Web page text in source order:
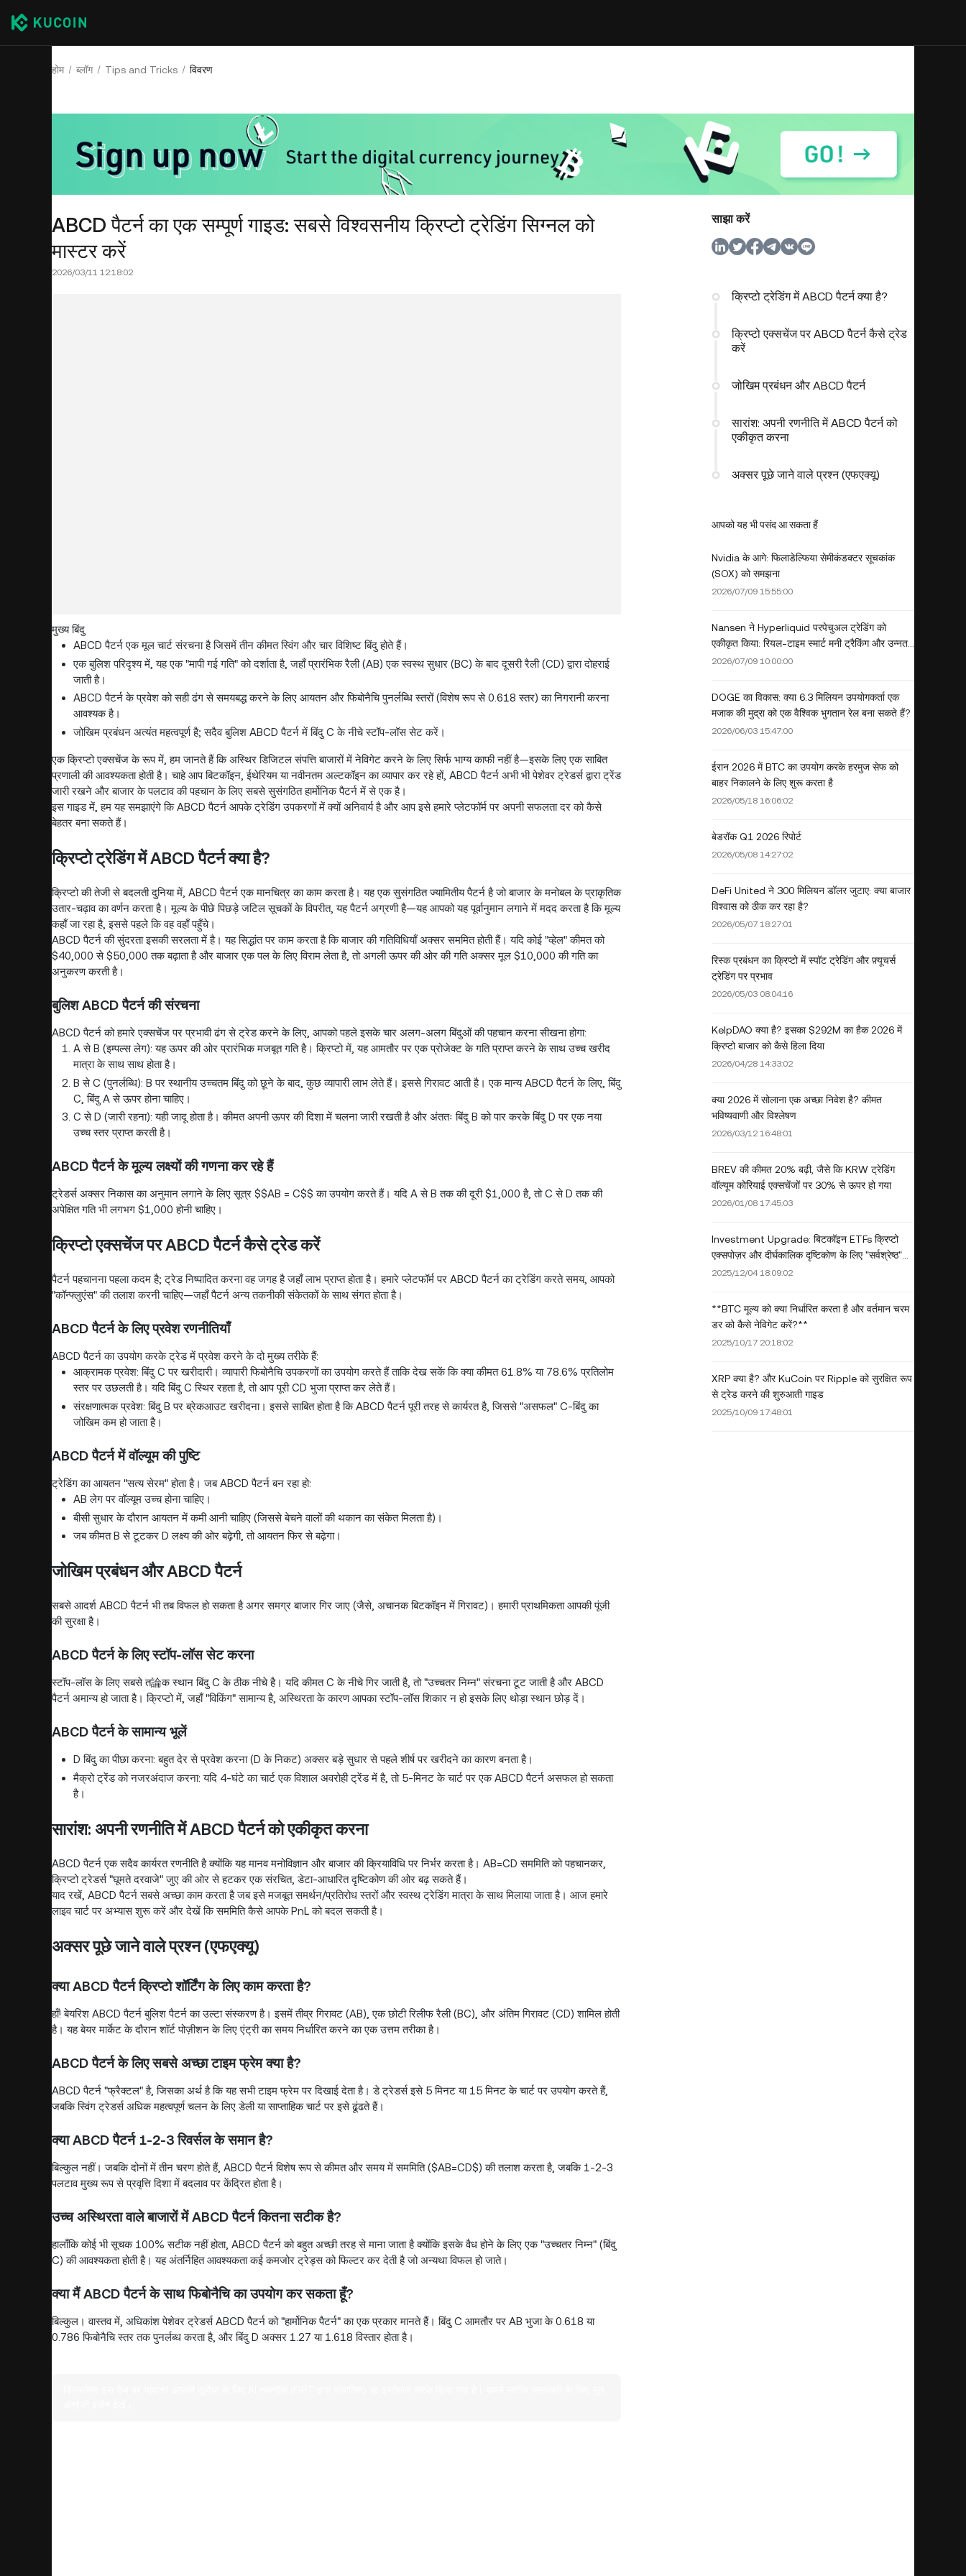
होम ब्लॉग Tips and Tricks विवरण
ABCD पैटर्न का एक सम्पूर्ण गाइड: सबसे विश्वसनीय क्रिप्टो ट्रेडिंग सिग्नल को
मास्टर करें
2026/03/11 12:18:02
मुख्य बिंदु
ABCD पैटर्न एक मूल चार्ट संरचना है जिसमें तीन कीमत स्विंग और चार विशिष्ट बिंदु होते हैं।
एक बुलिश परिदृश्य में, यह एक "मापी गई गति" को दर्शाता है, जहाँ प्रारंभिक रैली (AB) एक स्वस्थ सुधार (BC) के बाद दूसरी रैली (CD) द्वारा दोहराई
जाती है।
ABCD पैटर्न के प्रवेश को सही ढंग से समयबद्ध करने के लिए आयतन और फिबोनैचि पुनर्लब्धि स्तरों (विशेष रूप से 0.618 स्तर) का निगरानी करना
आवश्यक है।
जोखिम प्रबंधन अत्यंत महत्वपूर्ण है; सदैव बुलिश ABCD पैटर्न में बिंदु C के नीचे स्टॉप-लॉस सेट करें।
एक क्रिप्टो एक्सचेंज के रूप में, हम जानते हैं कि अस्थिर डिजिटल संपत्ति बाजारों में नेविगेट करने के लिए सिर्फ भाग्य काफी नहीं है—इसके लिए एक साबित
प्रणाली की आवश्यकता होती है। चाहे आप बिटकॉइन, ईथेरियम या नवीनतम अल्टकॉइन का व्यापार कर रहे हों, ABCD पैटर्न अभी भी पेशेवर ट्रेडर्स द्वारा ट्रेंड
जारी रखने और बाजार के पलटाव की पहचान के लिए सबसे सुसंगठित हार्मोनिक पैटर्न में से एक है।
इस गाइड में, हम यह समझाएंगे कि ABCD पैटर्न आपके ट्रेडिंग उपकरणों में क्यों अनिवार्य है और आप इसे हमारे प्लेटफॉर्म पर अपनी सफलता दर को कैसे
बेहतर बना सकते हैं।
क्रिप्टो ट्रेडिंग में ABCD पैटर्न क्या है?
क्रिप्टो की तेजी से बदलती दुनिया में, ABCD पैटर्न एक मानचित्र का काम करता है। यह एक सुसंगठित ज्यामितीय पैटर्न है जो बाजार के मनोबल के प्राकृतिक
उतार-चढ़ाव का वर्णन करता है। मूल्य के पीछे पिछड़े जटिल सूचकों के विपरीत, यह पैटर्न अग्रणी है—यह आपको यह पूर्वानुमान लगाने में मदद करता है कि मूल्य
कहाँ जा रहा है, इससे पहले कि वह वहाँ पहुँचे।
ABCD पैटर्न की सुंदरता इसकी सरलता में है। यह सिद्धांत पर काम करता है कि बाजार की गतिविधियाँ अक्सर सममित होती हैं। यदि कोई "व्हेल" कीमत को
$40,000 से $50,000 तक बढ़ाता है और बाजार एक पल के लिए विराम लेता है, तो अगली ऊपर की ओर की गति अक्सर मूल $10,000 की गति का
अनुकरण करती है।
बुलिश ABCD पैटर्न की संरचना
ABCD पैटर्न को हमारे एक्सचेंज पर प्रभावी ढंग से ट्रेड करने के लिए, आपको पहले इसके चार अलग-अलग बिंदुओं की पहचान करना सीखना होगा:
A से B (इम्पल्स लेग): यह ऊपर की ओर प्रारंभिक मजबूत गति है। क्रिप्टो में, यह आमतौर पर एक प्रोजेक्ट के गति प्राप्त करने के साथ उच्च खरीद
मात्रा के साथ साथ होता है।
B से C (पुनर्लब्धि): B पर स्थानीय उच्चतम बिंदु को छूने के बाद, कुछ व्यापारी लाभ लेते हैं। इससे गिरावट आती है। एक मान्य ABCD पैटर्न के लिए, बिंदु
C, बिंदु A से ऊपर होना चाहिए।
C से D (जारी रहना): यही जादू होता है। कीमत अपनी ऊपर की दिशा में चलना जारी रखती है और अंततः बिंदु B को पार करके बिंदु D पर एक नया
उच्च स्तर प्राप्त करती है।
ABCD पैटर्न के मूल्य लक्ष्यों की गणना कर रहे हैं
ट्रेडर्स अक्सर निकास का अनुमान लगाने के लिए सूत्र $$AB = C$$ का उपयोग करते हैं। यदि A से B तक की दूरी $1,000 है, तो C से D तक की
अपेक्षित गति भी लगभग $1,000 होनी चाहिए।
क्रिप्टो एक्सचेंज पर ABCD पैटर्न कैसे ट्रेड करें
पैटर्न पहचानना पहला कदम है; ट्रेड निष्पादित करना वह जगह है जहाँ लाभ प्राप्त होता है। हमारे प्लेटफॉर्म पर ABCD पैटर्न का ट्रेडिंग करते समय, आपको
"कॉन्फ्लुएंस" की तलाश करनी चाहिए—जहाँ पैटर्न अन्य तकनीकी संकेतकों के साथ संगत होता है।
ABCD पैटर्न के लिए प्रवेश रणनीतियाँ
ABCD पैटर्न का उपयोग करके ट्रेड में प्रवेश करने के दो मुख्य तरीके हैं:
आक्रामक प्रवेश: बिंदु C पर खरीदारी। व्यापारी फिबोनैचि उपकरणों का उपयोग करते हैं ताकि देख सकें कि क्या कीमत 61.8% या 78.6% प्रतिलोम
स्तर पर उछलती है। यदि बिंदु C स्थिर रहता है, तो आप पूरी CD भुजा प्राप्त कर लेते हैं।
संरक्षणात्मक प्रवेश: बिंदु B पर ब्रेकआउट खरीदना। इससे साबित होता है कि ABCD पैटर्न पूरी तरह से कार्यरत है, जिससे "असफल" C-बिंदु का
जोखिम कम हो जाता है।
ABCD पैटर्न में वॉल्यूम की पुष्टि
ट्रेडिंग का आयतन "सत्य सेरम" होता है। जब ABCD पैटर्न बन रहा हो:
AB लेग पर वॉल्यूम उच्च होना चाहिए।
बीसी सुधार के दौरान आयतन में कमी आनी चाहिए (जिससे बेचने वालों की थकान का संकेत मिलता है)।
जब कीमत B से टूटकर D लक्ष्य की ओर बढ़ेगी, तो आयतन फिर से बढ़ेगा।
जोखिम प्रबंधन और ABCD पैटर्न
सबसे आदर्श ABCD पैटर्न भी तब विफल हो सकता है अगर समग्र बाजार गिर जाए (जैसे, अचानक बिटकॉइन में गिरावट)। हमारी प्राथमिकता आपकी पूंजी
की सुरक्षा है।
ABCD पैटर्न के लिए स्टॉप-लॉस सेट करना
स्टॉप-लॉस के लिए सबसे त論क स्थान बिंदु C के ठीक नीचे है। यदि कीमत C के नीचे गिर जाती है, तो "उच्चतर निम्न" संरचना टूट जाती है और ABCD
पैटर्न अमान्य हो जाता है। क्रिप्टो में, जहाँ "विकिंग" सामान्य है, अस्थिरता के कारण आपका स्टॉप-लॉस शिकार न हो इसके लिए थोड़ा स्थान छोड़ दें।
ABCD पैटर्न के सामान्य भूलें
D बिंदु का पीछा करना: बहुत देर से प्रवेश करना (D के निकट) अक्सर बड़े सुधार से पहले शीर्ष पर खरीदने का कारण बनता है।
मैक्रो ट्रेंड को नजरअंदाज करना: यदि 4-घंटे का चार्ट एक विशाल अवरोही ट्रेंड में है, तो 5-मिनट के चार्ट पर एक ABCD पैटर्न असफल हो सकता
है।
सारांश: अपनी रणनीति में ABCD पैटर्न को एकीकृत करना
ABCD पैटर्न एक सदैव कार्यरत रणनीति है क्योंकि यह मानव मनोविज्ञान और बाजार की क्रियाविधि पर निर्भर करता है। AB=CD सममिति को पहचानकर,
क्रिप्टो ट्रेडर्स "घूमते दरवाजे" जुए की ओर से हटकर एक संरचित, डेटा-आधारित दृष्टिकोण की ओर बढ़ सकते हैं।
याद रखें, ABCD पैटर्न सबसे अच्छा काम करता है जब इसे मजबूत समर्थन/प्रतिरोध स्तरों और स्वस्थ ट्रेडिंग मात्रा के साथ मिलाया जाता है। आज हमारे
लाइव चार्ट पर अभ्यास शुरू करें और देखें कि सममिति कैसे आपके PnL को बदल सकती है।
अक्सर पूछे जाने वाले प्रश्न (एफएक्यू)
क्या ABCD पैटर्न क्रिप्टो शॉर्टिंग के लिए काम करता है?
हाँ! बेयरिश ABCD पैटर्न बुलिश पैटर्न का उल्टा संस्करण है। इसमें तीव्र गिरावट (AB), एक छोटी रिलीफ रैली (BC), और अंतिम गिरावट (CD) शामिल होती
है। यह बेयर मार्केट के दौरान शॉर्ट पोज़ीशन के लिए एंट्री का समय निर्धारित करने का एक उत्तम तरीका है।
ABCD पैटर्न के लिए सबसे अच्छा टाइम फ्रेम क्या है?
ABCD पैटर्न "फ्रैक्टल" है, जिसका अर्थ है कि यह सभी टाइम फ्रेम पर दिखाई देता है। डे ट्रेडर्स इसे 5 मिनट या 15 मिनट के चार्ट पर उपयोग करते हैं,
जबकि स्विंग ट्रेडर्स अधिक महत्वपूर्ण चलन के लिए डेली या साप्ताहिक चार्ट पर इसे ढूंढते हैं।
क्या ABCD पैटर्न 1-2-3 रिवर्सल के समान है?
बिल्कुल नहीं। जबकि दोनों में तीन चरण होते हैं, ABCD पैटर्न विशेष रूप से कीमत और समय में सममिति ($AB=CD$) की तलाश करता है, जबकि 1-2-3
पलटाव मुख्य रूप से प्रवृत्ति दिशा में बदलाव पर केंद्रित होता है।
उच्च अस्थिरता वाले बाजारों में ABCD पैटर्न कितना सटीक है?
हालाँकि कोई भी सूचक 100% सटीक नहीं होता, ABCD पैटर्न को बहुत अच्छी तरह से माना जाता है क्योंकि इसके वैध होने के लिए एक "उच्चतर निम्न" (बिंदु
C) की आवश्यकता होती है। यह अंतर्निहित आवश्यकता कई कमजोर ट्रेड्स को फिल्टर कर देती है जो अन्यथा विफल हो जाते।
क्या मैं ABCD पैटर्न के साथ फिबोनैचि का उपयोग कर सकता हूँ?
बिल्कुल। वास्तव में, अधिकांश पेशेवर ट्रेडर्स ABCD पैटर्न को "हार्मोनिक पैटर्न" का एक प्रकार मानते हैं। बिंदु C आमतौर पर AB भुजा के 0.618 या
0.786 फिबोनैचि स्तर तक पुनर्लब्ध करता है, और बिंदु D अक्सर 1.27 या 1.618 विस्तार होता है।
साझा करें
क्रिप्टो ट्रेडिंग में ABCD पैटर्न क्या है?
क्रिप्टो एक्सचेंज पर ABCD पैटर्न कैसे ट्रेड
करें
जोखिम प्रबंधन और ABCD पैटर्न
सारांश: अपनी रणनीति में ABCD पैटर्न को
एकीकृत करना
अक्सर पूछे जाने वाले प्रश्न (एफएक्यू)
आपको यह भी पसंद आ सकता हैं
Nvidia के आगे: फिलाडेल्फिया सेमीकंडक्टर सूचकांक
(SOX) को समझना
2026/07/09 15:55:00
Nansen ने Hyperliquid परपेचुअल ट्रेडिंग को
एकीकृत किया: रियल-टाइम स्मार्ट मनी ट्रैकिंग और उन्नत
ऑन-चेन एनालिटिक्स
2026/07/09 10:00:00
DOGE का विकास: क्या 6.3 मिलियन उपयोगकर्ता एक
मजाक की मुद्रा को एक वैश्विक भुगतान रेल बना सकते हैं?
2026/06/03 15:47:00
ईरान 2026 में BTC का उपयोग करके हरमुज सेफ को
बाहर निकालने के लिए शुरू करता है
2026/05/18 16:06:02
बेडरॉक Q1 2026 रिपोर्ट
2026/05/08 14:27:02
DeFi United ने 300 मिलियन डॉलर जुटाए: क्या बाजार
विश्वास को ठीक कर रहा है?
2026/05/07 18:27:01
रिस्क प्रबंधन का क्रिप्टो में स्पॉट ट्रेडिंग और फ़्यूचर्स
ट्रेडिंग पर प्रभाव
2026/05/03 08:04:16
KelpDAO क्या है? इसका $292M का हैक 2026 में
क्रिप्टो बाजार को कैसे हिला दिया
2026/04/28 14:33:02
क्या 2026 में सोलाना एक अच्छा निवेश है? कीमत
भविष्यवाणी और विश्लेषण
2026/03/12 16:48:01
BREV की कीमत 20% बढ़ी, जैसे कि KRW ट्रेडिंग
वॉल्यूम कोरियाई एक्सचेंजों पर 30% से ऊपर हो गया
2026/01/08 17:45:03
Investment Upgrade: बिटकॉइन ETFs क्रिप्टो
एक्सपोज़र और दीर्घकालिक दृष्टिकोण के लिए "सर्वश्रेष्ठ"
विकल्प क्यों हैं
2025/12/04 18:09:02
**BTC मूल्य को क्या निर्धारित करता है और वर्तमान चरम
डर को कैसे नेविगेट करें?**
2025/10/17 20:18:02
XRP क्या है? और KuCoin पर Ripple को सुरक्षित रूप
से ट्रेड करने की शुरुआती गाइड
2025/10/09 17:48:01